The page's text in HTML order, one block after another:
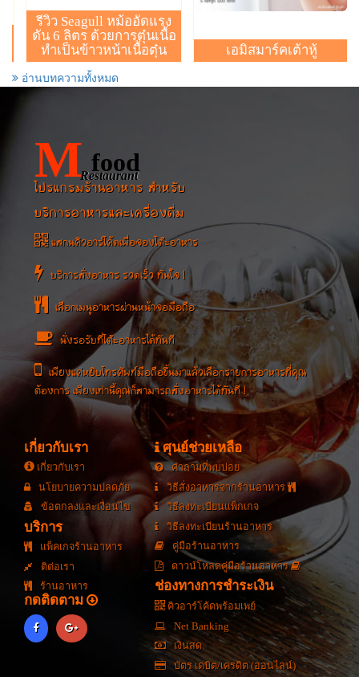
รีวิว Seagull หม้ออัดแรง
ดัน 6 ลิตร ด้วยการตุ๋นเนื้อ
ทำเป็นข้าวหน้าเนื้อตุ๋น
เอมิสมาร์คเต้าหู้
อ่านบทความทั้งหมด
M food
Restaurant
โปรแกรมร้านอาหาร สำหรับ
บริการอาหารและเครื่องดื่ม
แสกนคิวอาร์โค้ดเพื่อจองโต๊ะอาหาร
บริการสั่งอาหาร รวดเร็ว ทันใจ !
เลือกเมนูอาหารผ่านหน้าจอมือถือ
นั่งรอรับที่โต๊ะอาหารได้ทันที
เพียงแค่หยิบโทรศัพท์มือถือขึ้นมาแล้วเลือกรายการอาหารที่คุณ
ต้องการ เพียงเท่านี้คุณก็สามารถสั่งอาหารได้ทันที !
เกี่ยวกับเรา
เกี่ยวกับเรา
นโยบายความปลดภัย
ข้อตกลงและเงื่อนไข
บริการ
แพ็คเกจร้านอาหาร
ติต่อเรา
ร้านอาหาร
กดติดตาม
ศุนย์ช่วยเหลือ
คำถามที่พบบ่อย
วิธีสั่งอาหารจากร้านอาหาร
วิธีลงทะเบียนแพ็กเกจ
วิธีลงทะเบียนร้านอาหาร
คู่มือร้านอาหาร
ดาวน์โหลดคู่มือร้านอาหาร
ช่องทางการชำระเงิน
คิวอาร์โค้ดพร้อมเพย์
Net Banking
เงินสด
บัตร เดบิต/เครดิต (ออนไลน์)